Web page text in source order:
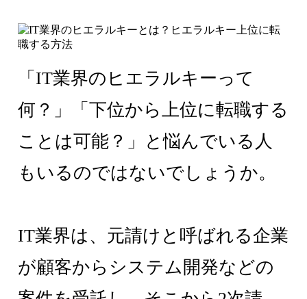
「IT業界のヒエラルキーって
何？」「下位から上位に転職する
ことは可能？」と悩んでいる人
もいるのではないでしょうか。
IT業界は、元請けと呼ばれる企業
が顧客からシステム開発などの